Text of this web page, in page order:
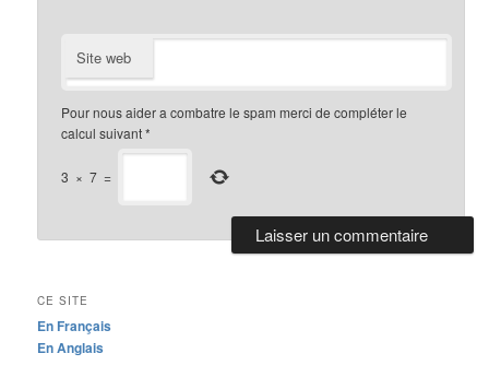
Site web
Pour nous aider a combatre le spam merci de compléter le
calcul suivant*
3 × 7 =
CE SITE
En Français
En Anglais